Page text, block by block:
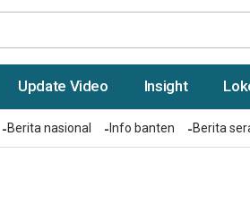
Update Video Insight
Berita nasional Info banten Berita